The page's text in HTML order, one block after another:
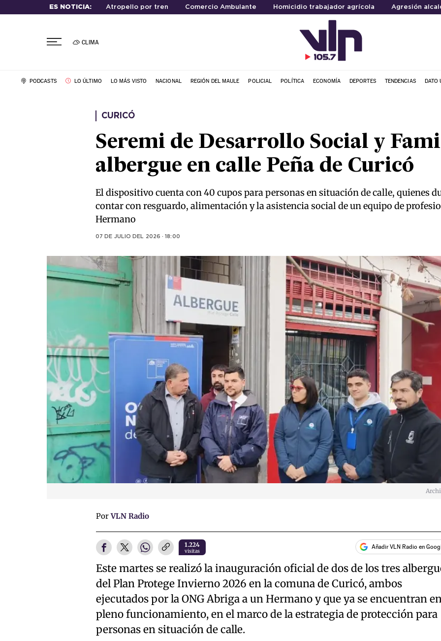
ES NOTICIA: Atropello por tren Comercio Ambulante Homicidio trabajador agrícola Agresión
CLIMA
PODCASTS LO ÚLTIMO LO MÁS VISTO NACIONAL REGIÓN DEL MAULE POLICIAL POLÍTICA ECONOMÍA DEPORTES TENDENCIAS DATO
CURICÓ
Seremi de Desarrollo Social y
albergue en calle Peña de Curicó
El dispositivo cuenta con 40 cupos para personas en situación de calle, quienes
contar con resguardo, alimentación y la asistencia social de un equipo de
Hermano
07 DE JULIO DEL 2026 · 18:00
PorVLN Radio
1.224
visitas
Añadir VLN Radio en
Este martes se realizó la inauguración oficial de dos de los tres
del Plan Protege Invierno 2026 en la comuna de Curicó, ambos
ejecutados por la ONG Abriga a un Hermano y que ya se encuentran
pleno funcionamiento, en el marco de la estrategia de protección para
personas en situación de calle.